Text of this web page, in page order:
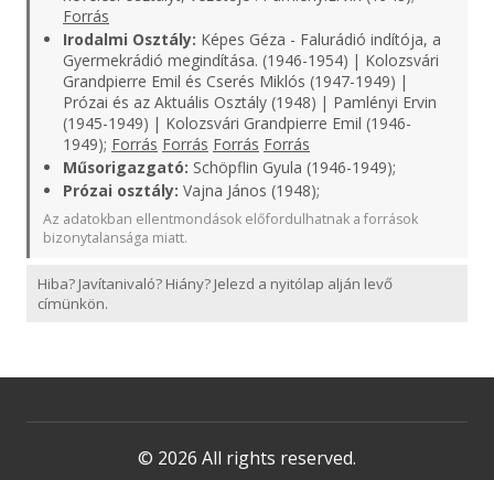
Forrás
Irodalmi Osztály: Képes Géza - Falurádió indítója, a
Gyermekrádió megindítása. (1946-1954) | Kolozsvári
Grandpierre Emil és Cserés Miklós (1947-1949) |
Prózai és az Aktuális Osztály (1948) | Pamlényi Ervin
(1945-1949) | Kolozsvári Grandpierre Emil (1946-
1949); Forrás Forrás Forrás Forrás
Műsorigazgató: Schöpflin Gyula (1946-1949);
Prózai osztály: Vajna János (1948);
Az adatokban ellentmondások előfordulhatnak a források
bizonytalansága miatt.
Hiba? Javítanivaló? Hiány? Jelezd a nyitólap alján levő
címünkön.
© 2026 All rights reserved.